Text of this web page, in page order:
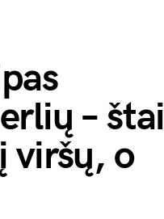
– štai
viršų, o